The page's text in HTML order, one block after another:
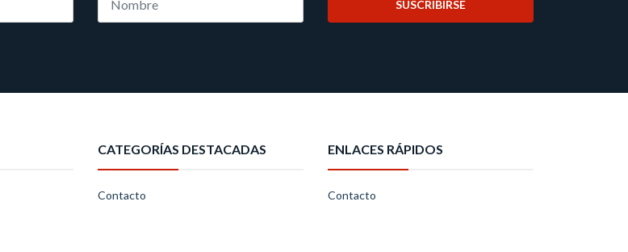
SUSCRIBIRSE
CATEGORÍAS DESTACADAS
Contacto
ENLACES RÁPIDOS
Contacto